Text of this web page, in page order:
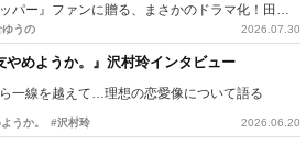
『侍タイムスリッパー』ファンに贈る、まさかのドラマ化！田村ツトム×沙倉ゆうのが語る『心配無用ノ介』撮影秘話
うの 2026.07.30
やめようか。』沢村玲インタビュー
一線を越えて…理想の恋愛像について語る
うか。 #沢村玲 2026.06.20